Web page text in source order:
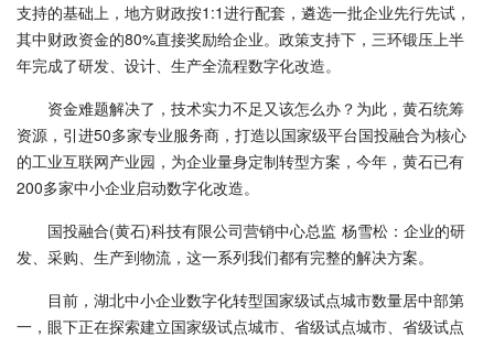
支持的基础上，地方财政按1:1进行配套，遴选一批企业先行先试，
其中财政资金的80%直接奖励给企业。政策支持下，三环锻压上半
年完成了研发、设计、生产全流程数字化改造。
资金难题解决了，技术实力不足又该怎么办？为此，黄石统筹
资源，引进50多家专业服务商，打造以国家级平台国投融合为核心
的工业互联网产业园，为企业量身定制转型方案，今年，黄石已有
200多家中小企业启动数字化改造。
国投融合(黄石)科技有限公司营销中心总监 杨雪松：企业的研
发、采购、生产到物流，这一系列我们都有完整的解决方案。
目前，湖北中小企业数字化转型国家级试点城市数量居中部第
一，眼下正在探索建立国家级试点城市、省级试点城市、省级试点